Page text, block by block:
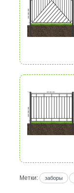
Метки: заборы